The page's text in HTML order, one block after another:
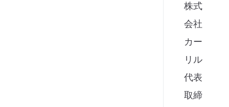
株式
会社
カー
リル
代表
取締